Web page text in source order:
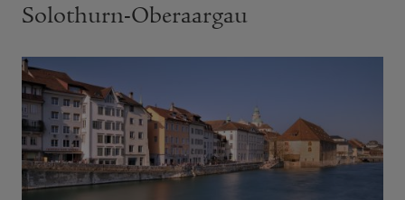
Solothurn-Oberaargau